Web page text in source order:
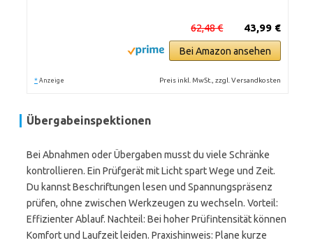
43,99 €
62,48 €
Bei Amazon ansehen
* Anzeige Preis inkl. MwSt., zzgl. Versandkosten
Übergabeinspektionen
Bei Abnahmen oder Übergaben musst du viele Schränke
kontrollieren. Ein Prüfgerät mit Licht spart Wege und Zeit.
Du kannst Beschriftungen lesen und Spannungspräsenz
prüfen, ohne zwischen Werkzeugen zu wechseln. Vorteil:
Effizienter Ablauf. Nachteil: Bei hoher Prüfintensität können
Komfort und Laufzeit leiden. Praxis­hinweis: Plane kurze